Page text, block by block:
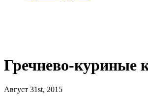
Гречнево-куриные
Август 31st, 2015